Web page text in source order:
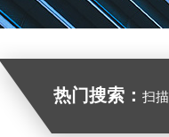
热门搜索： 扫描电